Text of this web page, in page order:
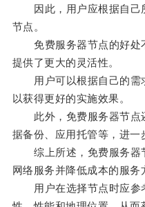
因此，用户应根据自己
节点。
免费服务器节点的好处
提供了更大的灵活性。
用户可以根据自己的需
以获得更好的实施效果。
此外，免费服务器节点
据备份、应用托管等，进一
综上所述，免费服务器
网络服务并降低成本的服务
用户在选择节点时应参